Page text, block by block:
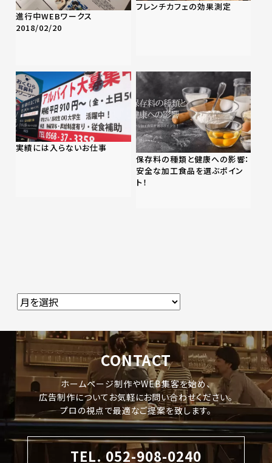
進行中WEBワークス
2018/02/20
フレンチカフェの効果測定
実績には入らないお仕事
保存料の種類と健康への影響：
安全な加工食品を選ぶポイン
ト！
CONTACT
ホームページ制作やWEB集客を始め、
広告制作についてお気軽にお問い合わせください。
プロの視点で最適なご提案を致します。
TEL. 052-908-0240